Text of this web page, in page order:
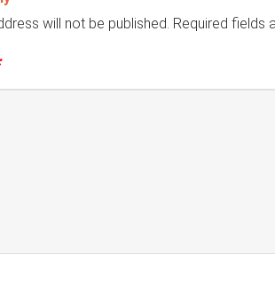
will not be published. Required fields